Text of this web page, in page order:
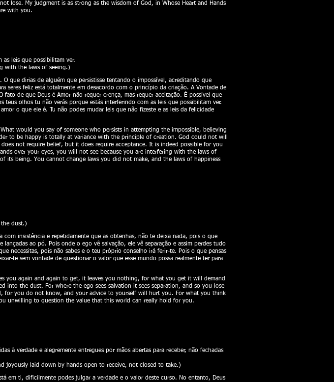
lose. My judgment is as strong as the wisdom of God, in Whose Heart and Hands
with you.
as leis que possibilitam ver.
with the laws of seeing.)
O que dirias de alguém que persistisse tentando o impossível, acreditando que
seres feliz está totalmente em desacordo com o princípio da criação. A Vontade de
de que Deus é Amor não requer crença, mas requer aceitação. É possível que
teus olhos tu não verás porque estás interferindo com as leis que possibilitam ver.
o que ele é. Tu não podes mudar leis que não fizeste e as leis da felicidade
would you say of someone who persists in attempting the impossible, believing
to be happy is totally at variance with the principle of creation. God could not will
not require belief, but it does require acceptance. It is indeed possible for you
over your eyes, you will not see because you are interfering with the laws of
being. You cannot change laws you did not make, and the laws of happiness
dust.)
com insistência e repetidamente que as obtenhas, não te deixa nada, pois o que
ao pó. Pois onde o ego vê salvação, ele vê separação e assim perdes tudo
necessitas, pois não sabes e o teu próprio conselho irá ferir-te. Pois o que pensas
te sem vontade de questionar o valor que esse mundo possa realmente ter para
you again and again to get, it leaves you nothing, for what you get it will demand
the dust. For where the ego sees salvation it sees separation, and so you lose
for you do not know, and your advice to yourself will hurt you. For what you think
unwilling to question the value that this world can really hold for you.
à verdade e alegremente entregues por mãos abertas para receber, não fechadas
joyously laid down by hands open to receive, not closed to take.)
em ti, dificilmente podes julgar a verdade e o valor deste curso. No entanto, Deus